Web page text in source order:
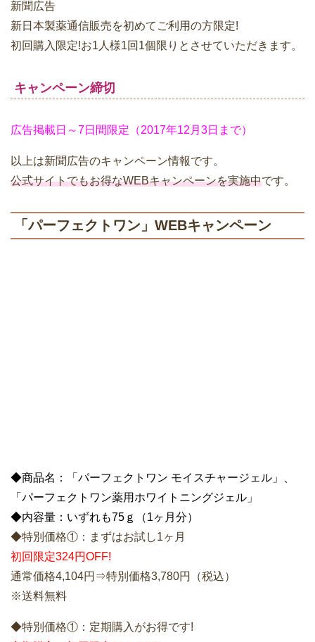
新聞広告
新日本製薬通信販売を初めてご利用の方限定!
初回購入限定!お1人様1回1個限りとさせていただきます。
キャンペーン締切
広告掲載日～7日間限定（2017年12月3日まで）
以上は新聞広告のキャンペーン情報です。
公式サイトでもお得なWEBキャンペーンを実施中です。
「パーフェクトワン」WEBキャンペーン
定期購入・初回限定50％OFF!
通常価格4,104円⇒特別価格2,052円（税込）
※送料無料
※2回目以降は3,693円（税込）
［解約］定期購入は3回以上の継続購入となります。お届
け日やお届けペースの変更可能。
▶公式サイト⇒
「パーフェクトワン モイスチャージェル」販